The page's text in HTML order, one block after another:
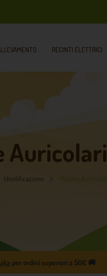
RECINTI ELETTRICI
Auricolari
Identificazione
per ordini superiori a 50€ 🚚